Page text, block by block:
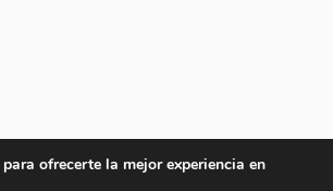
ofrecerte la mejor experiencia en